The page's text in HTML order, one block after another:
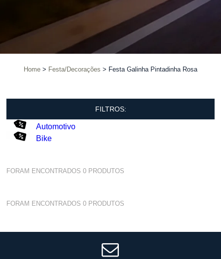
Home Festa/Decorações Festa Galinha Pintadinha Rosa
FILTROS:
Automotivo
Bike
FORAM ENCONTRADOS0 PRODUTOS
FORAM ENCONTRADOS0 PRODUTOS